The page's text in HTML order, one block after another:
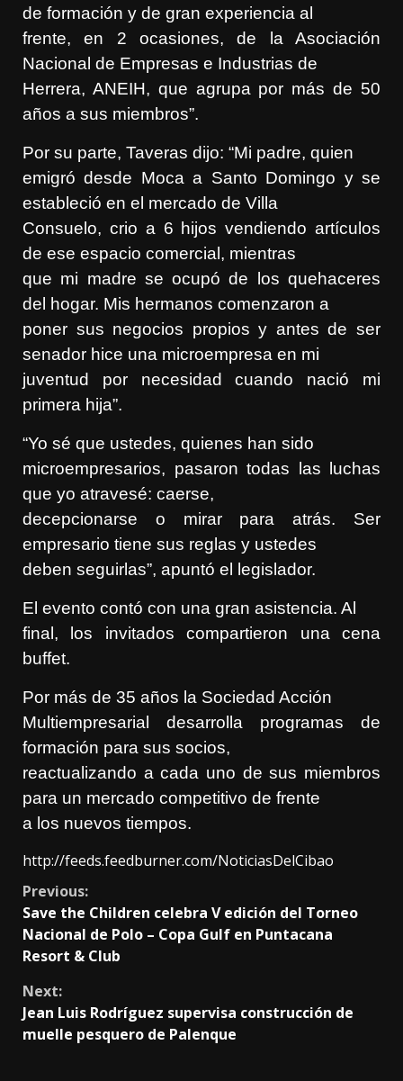
de formación y de gran experiencia al
frente, en 2 ocasiones, de la Asociación
Nacional de Empresas e Industrias de
Herrera, ANEIH, que agrupa por más de 50
años a sus miembros”.
Por su parte, Taveras dijo: “Mi padre, quien
emigró desde Moca a Santo Domingo y se
estableció en el mercado de Villa
Consuelo, crio a 6 hijos vendiendo artículos
de ese espacio comercial, mientras
que mi madre se ocupó de los quehaceres
del hogar. Mis hermanos comenzaron a
poner sus negocios propios y antes de ser
senador hice una microempresa en mi
juventud por necesidad cuando nació mi
primera hija”.
“Yo sé que ustedes, quienes han sido
microempresarios, pasaron todas las luchas
que yo atravesé: caerse,
decepcionarse o mirar para atrás. Ser
empresario tiene sus reglas y ustedes
deben seguirlas”, apuntó el legislador.
El evento contó con una gran asistencia. Al
final, los invitados compartieron una cena
buffet.
Por más de 35 años la Sociedad Acción
Multiempresarial desarrolla programas de
formación para sus socios,
reactualizando a cada uno de sus miembros
para un mercado competitivo de frente
a los nuevos tiempos.
http://feeds.feedburner.com/NoticiasDelCibao
Continue
Reading
Previous:
Save the Children celebra V edición del Torneo
Nacional de Polo – Copa Gulf en Puntacana
Resort & Club
Next:
Jean Luis Rodríguez supervisa construcción de
muelle pesquero de Palenque